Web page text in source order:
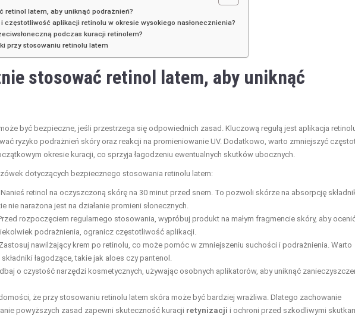
retinol latem, aby uniknąć podrażnień?
częstotliwość aplikacji retinolu w okresie wysokiego nasłonecznienia?
podczas kuracji retinolem?
przy stosowaniu retinolu latem
stosować retinol latem, aby uniknąć
być bezpieczne, jeśli przestrzega się odpowiednich zasad. Kluczową regułą jest aplikacja
ryzyko podrażnień skóry oraz reakcji na promieniowanie UV. Dodatkowo, warto zmniejszyć
okresie kuracji, co sprzyja łagodzeniu ewentualnych skutków ubocznych.
dotyczących bezpiecznego stosowania retinolu latem:
Nanieś retinol na oczyszczoną skórę na 30 minut przed snem. To pozwoli skórze na absorpcję
nie narażona jest na działanie promieni słonecznych.
rozpoczęciem regularnego stosowania, wypróbuj produkt na małym fragmencie skóry, aby
podrażnienia, ogranicz częstotliwość aplikacji.
Zastosuj nawilżający krem po retinolu, co może pomóc w zmniejszeniu suchości i podrażnienia. Warto
łagodzące, takie jak aloes czy pantenol.
o czystość narzędzi kosmetycznych, używając osobnych aplikatorów, aby uniknąć
że przy stosowaniu retinolu latem skóra może być bardziej wrażliwa. Dlatego zachowanie
powyższych zasad zapewni skuteczność kuracji retynizacji i ochroni przed szkodliwymi